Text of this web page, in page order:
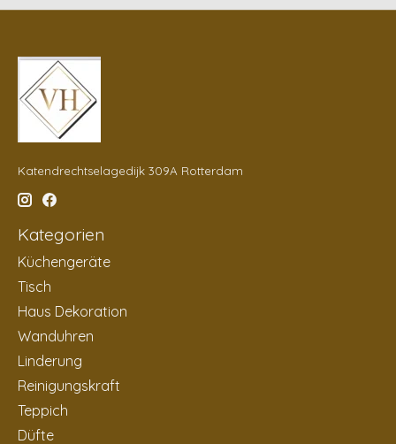
Katendrechtselagedijk 309A Rotterdam
Kategorien
Küchengeräte
Tisch
Haus Dekoration
Wanduhren
Linderung
Reinigungskraft
Teppich
Düfte